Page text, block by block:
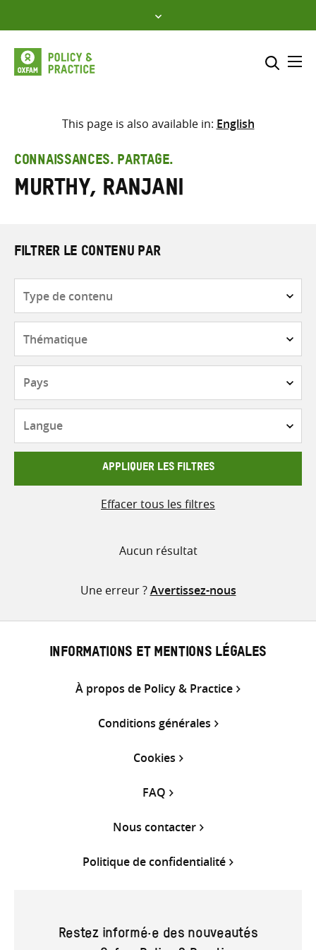
to
content
Sélectionner l’emplacement
Saisir
les
termes
This page is also available in: English
CONNAISSANCES. PARTAGE.
Murthy, Ranjani
FILTRER LE CONTENU PAR
contenu
APPLIQUER LES FILTRES
Effacer tous les filtres
Aucun résultat
Une erreur ?Avertissez-nous
INFORMATIONS ET MENTIONS LÉGALES
À propos de Policy & Practice
Conditions générales
Cookies
FAQ
Nous contacter
Politique de confidentialité
Restez informé·e des nouveautés